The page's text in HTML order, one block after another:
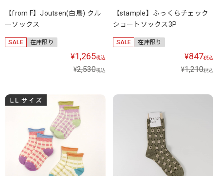
【from F】Joutsen(白鳥) クル
ーソックス
SALE 在庫限り
¥1,265税込
¥2,530税込
【stample】ふっくらチェック
ショートソックス3P
SALE 在庫限り
¥847税込
¥1,210税込